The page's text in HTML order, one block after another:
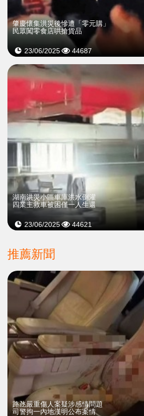
肇慶懷集洪災後慘遭「零元購」
民眾闖零食店哄搶貨品
23/06/2025 44687
湖南洪災小區車庫洪水倒灌
四業主救車被困僅一人生還
23/06/2025 44621
推薦新聞
​路氹嚴重傷人案疑涉感情問題
司警拘一內地漢明公布案情